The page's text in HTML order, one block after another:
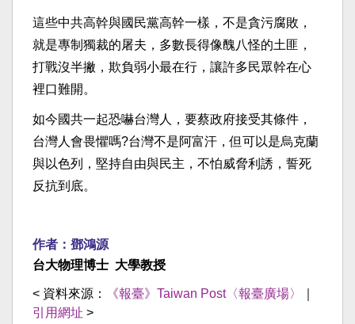
這些中共高幹與國民黨高幹一樣，不是貪污腐敗，
就是專制獨裁的屠夫，多數長得像醜八怪的土匪，
打戰沒半撇，欺負弱小最在行，讓許多民眾幹在心
裡口難開。
如今國共一起恐嚇台灣人，要蔡政府接受其條件，
台灣人會畏懼嗎?台灣不是阿富汗，但可以是烏克蘭
與以色列，堅持自由與民主，不怕威脅利誘，誓死
反抗到底。
作者：鄧鴻源
台大物理博士 大學教授
< 資料來源： 《報臺》Taiwan Post〈報臺廣場〉
引用網址 >